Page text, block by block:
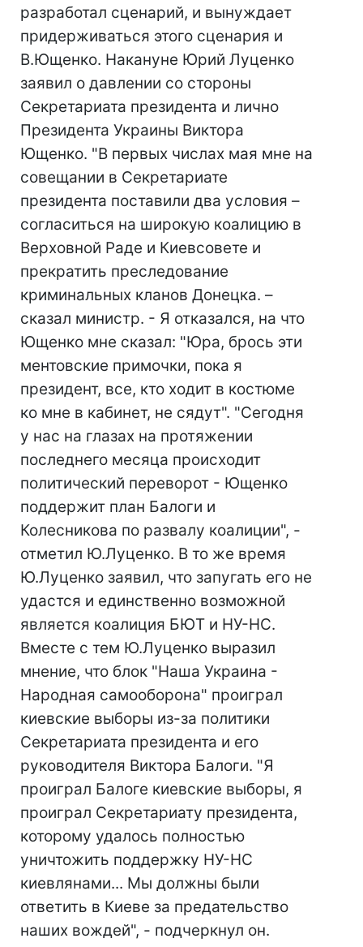
разработал сценарий, и вынуждает
придерживаться этого сценария и
В.Ющенко. Накануне Юрий Луценко
заявил о давлении со стороны
Секретариата президента и лично
Президента Украины Виктора
Ющенко. "В первых числах мая мне на
совещании в Секретариате
президента поставили два условия –
согласиться на широкую коалицию в
Верховной Раде и Киевсовете и
прекратить преследование
криминальных кланов Донецка. –
сказал министр. - Я отказался, на что
Ющенко мне сказал: "Юра, брось эти
ментовские примочки, пока я
президент, все, кто ходит в костюме
ко мне в кабинет, не сядут". "Сегодня
у нас на глазах на протяжении
последнего месяца происходит
политический переворот - Ющенко
поддержит план Балоги и
Колесникова по развалу коалиции", -
отметил Ю.Луценко. В то же время
Ю.Луценко заявил, что запугать его не
удастся и единственно возможной
является коалиция БЮТ и НУ-НС.
Вместе с тем Ю.Луценко выразил
мнение, что блок "Наша Украина -
Народная самооборона" проиграл
киевские выборы из-за политики
Секретариата президента и его
руководителя Виктора Балоги. "Я
проиграл Балоге киевские выборы, я
проиграл Секретариату президента,
которому удалось полностью
уничтожить поддержку НУ-НС
киевлянами... Мы должны были
ответить в Киеве за предательство
наших вождей", - подчеркнул он.